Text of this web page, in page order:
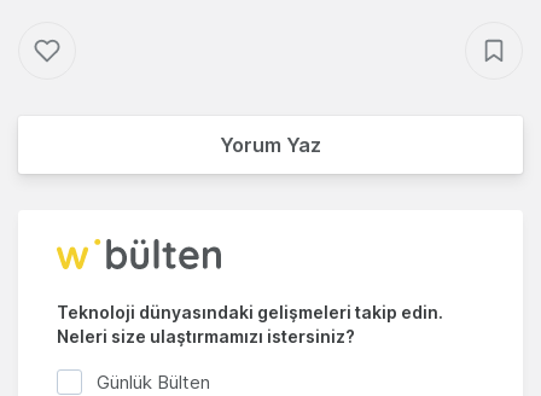
Yorum Yaz
Teknoloji dünyasındaki gelişmeleri takip edin.
Neleri size ulaştırmamızı istersiniz?
Günlük Bülten